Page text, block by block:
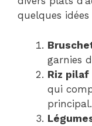
quelques idées
garnies
Riz pilaf
qui
principal.